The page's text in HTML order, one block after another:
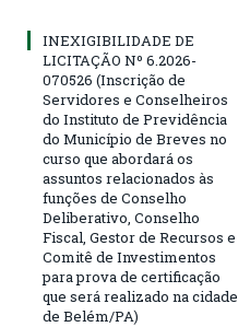
INEXIGIBILIDADE DE
LICITAÇÃO Nº 6.2026-
070526 (Inscrição de
Servidores e Conselheiros
do Instituto de Previdência
do Município de Breves no
curso que abordará os
assuntos relacionados às
funções de Conselho
Deliberativo, Conselho
Fiscal, Gestor de Recursos e
Comitê de Investimentos
para prova de certificação
que será realizado na cidade
de Belém/PA)